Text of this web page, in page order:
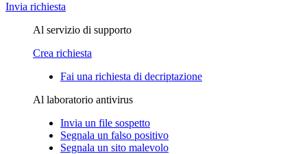
Invia richiesta
Al servizio di supporto
Crea richiesta
Fai una richiesta di decriptazione
Al laboratorio antivirus
Invia un file sospetto
Segnala un falso positivo
Segnala un sito malevolo